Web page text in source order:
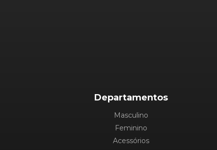
Departamentos
Masculino
Feminino
Acessórios